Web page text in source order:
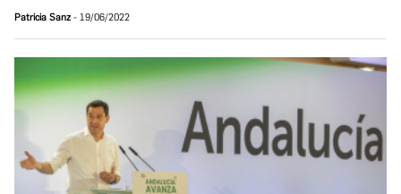
Patricia Sanz 19/06/2022